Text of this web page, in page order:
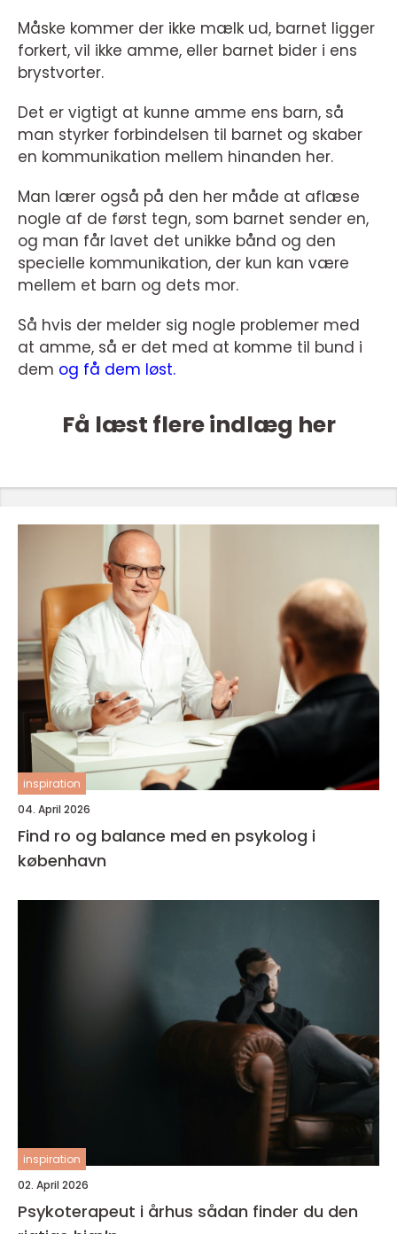
Måske kommer der ikke mælk ud, barnet ligger
forkert, vil ikke amme, eller barnet bider i ens
brystvorter.
Det er vigtigt at kunne amme ens barn, så
man styrker forbindelsen til barnet og skaber
en kommunikation mellem hinanden her.
Man lærer også på den her måde at aflæse
nogle af de først tegn, som barnet sender en,
og man får lavet det unikke bånd og den
specielle kommunikation, der kun kan være
mellem et barn og dets mor.
Så hvis der melder sig nogle problemer med
at amme, så er det med at komme til bund i
dem og få dem løst.
Få læst flere indlæg her
inspiration
04. April 2026
Find ro og balance med en psykolog i
københavn
inspiration
02. April 2026
Psykoterapeut i århus sådan finder du den